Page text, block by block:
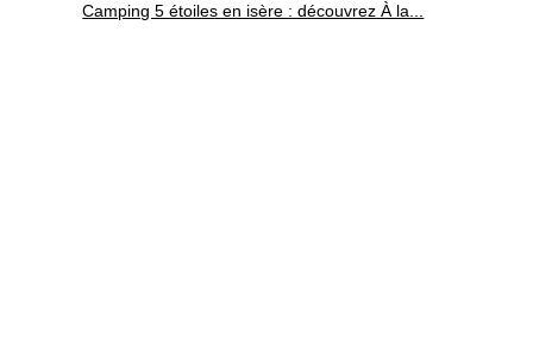
Camping 5 étoiles en isère : découvrez À la...